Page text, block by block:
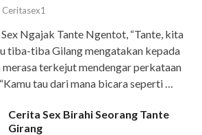
Ceritasex1
Ngajak Tante Ngentot, “Tante, kita
tiba-tiba Gilang mengatakan kepada
merasa terkejut mendengar perkataan
tau dari mana bicara seperti …
Cerita Sex Birahi Seorang Tante
Girang